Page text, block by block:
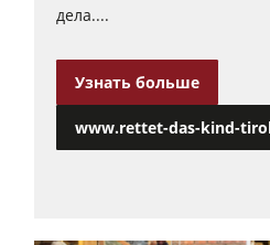
дела....
Узнать больше
www.rettet-das-kind-